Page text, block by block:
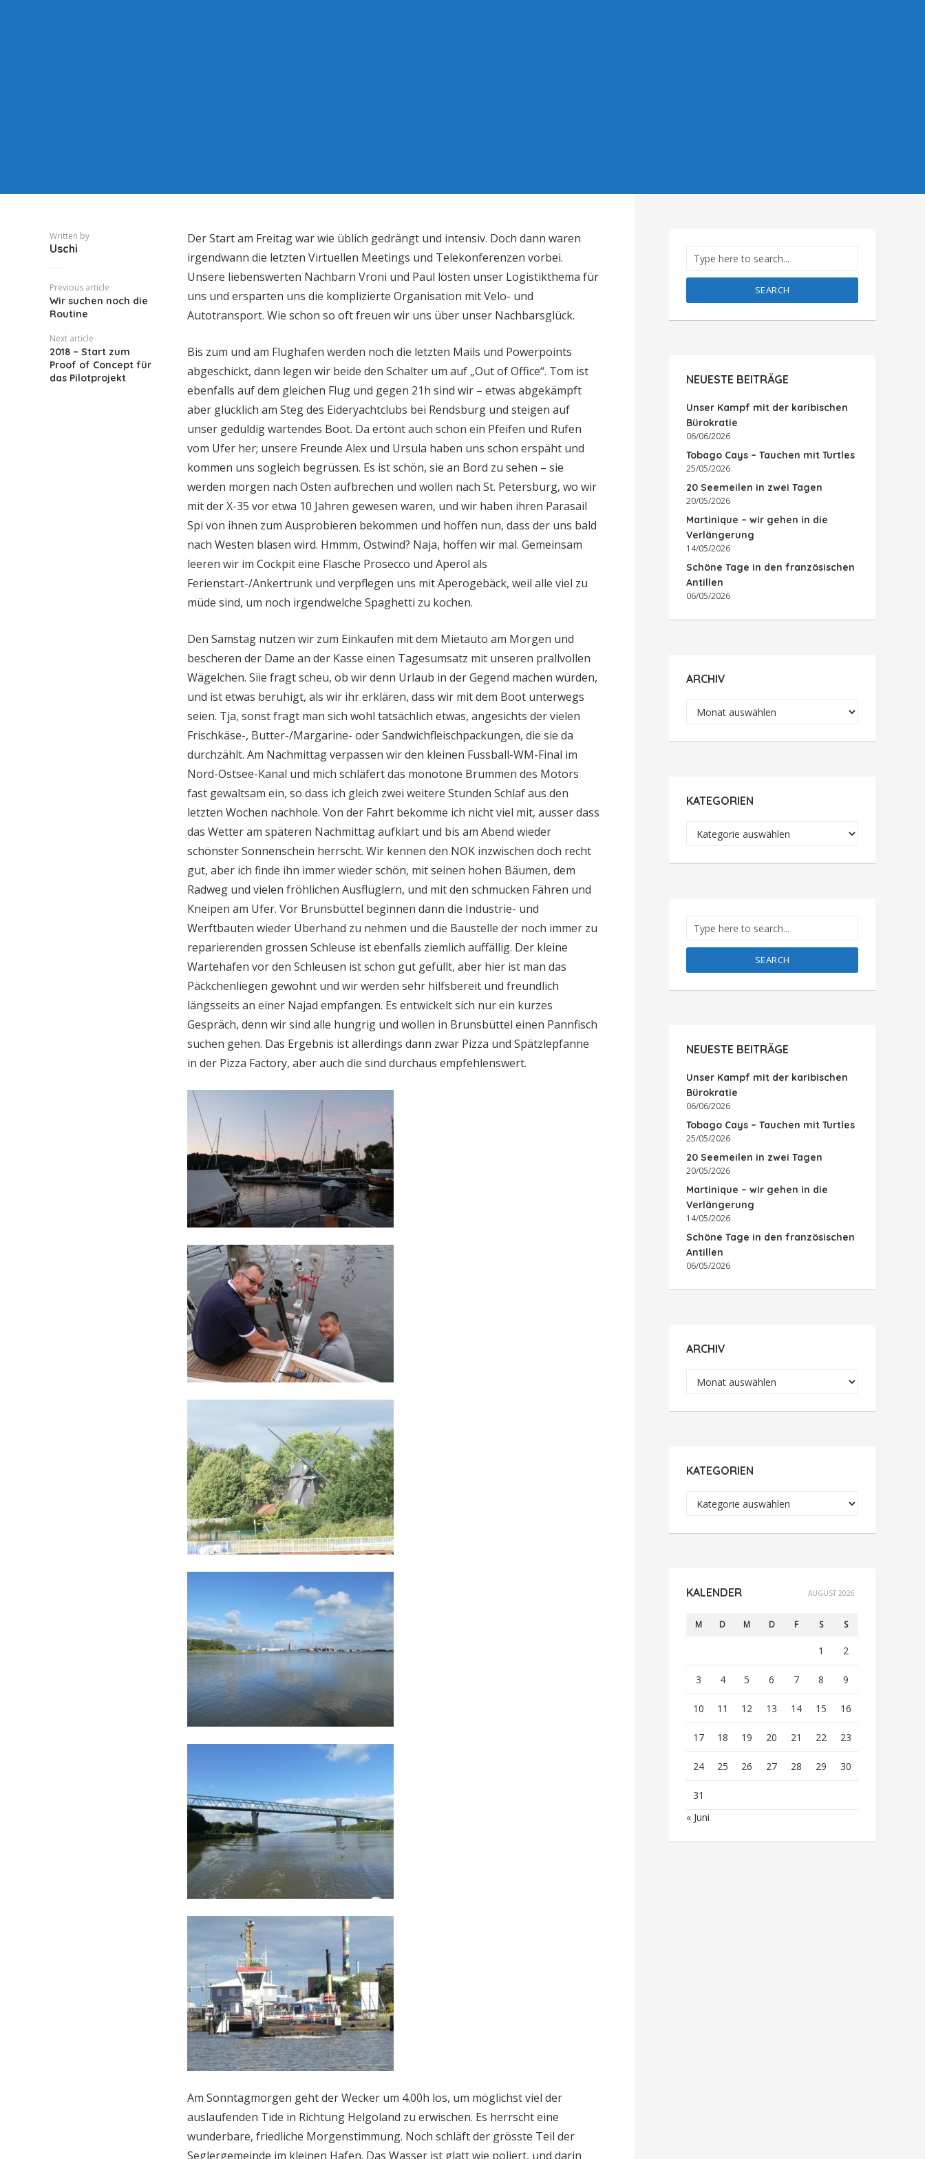
Written by
Uschi
Previous article
Wir suchen noch die
Routine
Next article
2018 – Start zum
Proof of Concept für
das Pilotprojekt
Der Start am Freitag war wie üblich gedrängt und intensiv. Doch dann waren
irgendwann die letzten Virtuellen Meetings und Telekonferenzen vorbei.
Unsere liebenswerten Nachbarn Vroni und Paul lösten unser Logistikthema für
uns und ersparten uns die komplizierte Organisation mit Velo- und
Autotransport. Wie schon so oft freuen wir uns über unser Nachbarsglück.
Bis zum und am Flughafen werden noch die letzten Mails und Powerpoints
abgeschickt, dann legen wir beide den Schalter um auf „Out of Office“. Tom ist
ebenfalls auf dem gleichen Flug und gegen 21h sind wir – etwas abgekämpft
aber glücklich am Steg des Eideryachtclubs bei Rendsburg und steigen auf
unser geduldig wartendes Boot. Da ertönt auch schon ein Pfeifen und Rufen
vom Ufer her; unsere Freunde Alex und Ursula haben uns schon erspäht und
kommen uns sogleich begrüssen. Es ist schön, sie an Bord zu sehen – sie
werden morgen nach Osten aufbrechen und wollen nach St. Petersburg, wo wir
mit der X-35 vor etwa 10 Jahren gewesen waren, und wir haben ihren Parasail
Spi von ihnen zum Ausprobieren bekommen und hoffen nun, dass der uns bald
nach Westen blasen wird. Hmmm, Ostwind? Naja, hoffen wir mal. Gemeinsam
leeren wir im Cockpit eine Flasche Prosecco und Aperol als
Ferienstart-/Ankertrunk und verpflegen uns mit Aperogebäck, weil alle viel zu
müde sind, um noch irgendwelche Spaghetti zu kochen.
Den Samstag nutzen wir zum Einkaufen mit dem Mietauto am Morgen und
bescheren der Dame an der Kasse einen Tagesumsatz mit unseren prallvollen
Wägelchen. Siie fragt scheu, ob wir denn Urlaub in der Gegend machen würden,
und ist etwas beruhigt, als wir ihr erklären, dass wir mit dem Boot unterwegs
seien. Tja, sonst fragt man sich wohl tatsächlich etwas, angesichts der vielen
Frischkäse-, Butter-/Margarine- oder Sandwichfleischpackungen, die sie da
durchzählt. Am Nachmittag verpassen wir den kleinen Fussball-WM-Final im
Nord-Ostsee-Kanal und mich schläfert das monotone Brummen des Motors
fast gewaltsam ein, so dass ich gleich zwei weitere Stunden Schlaf aus den
letzten Wochen nachhole. Von der Fahrt bekomme ich nicht viel mit, ausser dass
das Wetter am späteren Nachmittag aufklart und bis am Abend wieder
schönster Sonnenschein herrscht. Wir kennen den NOK inzwischen doch recht
gut, aber ich finde ihn immer wieder schön, mit seinen hohen Bäumen, dem
Radweg und vielen fröhlichen Ausflüglern, und mit den schmucken Fähren und
Kneipen am Ufer. Vor Brunsbüttel beginnen dann die Industrie- und
Werftbauten wieder Überhand zu nehmen und die Baustelle der noch immer zu
reparierenden grossen Schleuse ist ebenfalls ziemlich auffällig. Der kleine
Wartehafen vor den Schleusen ist schon gut gefüllt, aber hier ist man das
Päckchenliegen gewohnt und wir werden sehr hilfsbereit und freundlich
längsseits an einer Najad empfangen. Es entwickelt sich nur ein kurzes
Gespräch, denn wir sind alle hungrig und wollen in Brunsbüttel einen Pannfisch
suchen gehen. Das Ergebnis ist allerdings dann zwar Pizza und Spätzlepfanne
in der Pizza Factory, aber auch die sind durchaus empfehlenswert.
Am Sonntagmorgen geht der Wecker um 4.00h los, um möglichst viel der
auslaufenden Tide in Richtung Helgoland zu erwischen. Es herrscht eine
wunderbare, friedliche Morgenstimmung. Noch schläft der grösste Teil der
Seglergemeinde im kleinen Hafen. Das Wasser ist glatt wie poliert, und darin
SEARCH
NEUESTE BEITRÄGE
Unser Kampf mit der karibischen
Bürokratie
06/06/2026
Tobago Cays – Tauchen mit Turtles
25/05/2026
20 Seemeilen in zwei Tagen
20/05/2026
Martinique – wir gehen in die
Verlängerung
14/05/2026
Schöne Tage in den französischen
Antillen
06/05/2026
ARCHIV
Archiv
KATEGORIEN
SEARCH
NEUESTE BEITRÄGE
Unser Kampf mit der karibischen
Bürokratie
06/06/2026
Tobago Cays – Tauchen mit Turtles
25/05/2026
20 Seemeilen in zwei Tagen
20/05/2026
Martinique – wir gehen in die
Verlängerung
14/05/2026
Schöne Tage in den französischen
Antillen
06/05/2026
ARCHIV
Archiv
KATEGORIEN
KALENDER AUGUST 2026
M D M D F S S
1 2
3 4 5 6 7 8 9
10 11 12 13 14 15 16
17 18 19 20 21 22 23
24 25 26 27 28 29 30
31
« Juni